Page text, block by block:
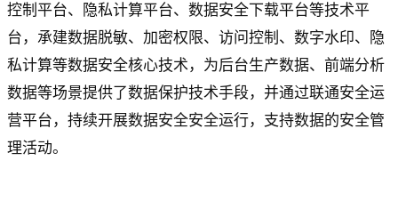
控制平台、隐私计算平台、数据安全下载平台等技术平
台，承建数据脱敏、加密权限、访问控制、数字水印、隐
私计算等数据安全核心技术，为后台生产数据、前端分析
数据等场景提供了数据保护技术手段，并通过联通安全运
营平台，持续开展数据安全安全运行，支持数据的安全管
理活动。